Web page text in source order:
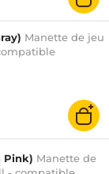
Manette de jeu
Pink) Manette de